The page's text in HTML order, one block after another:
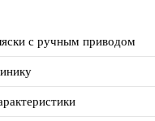
с ручным приводом